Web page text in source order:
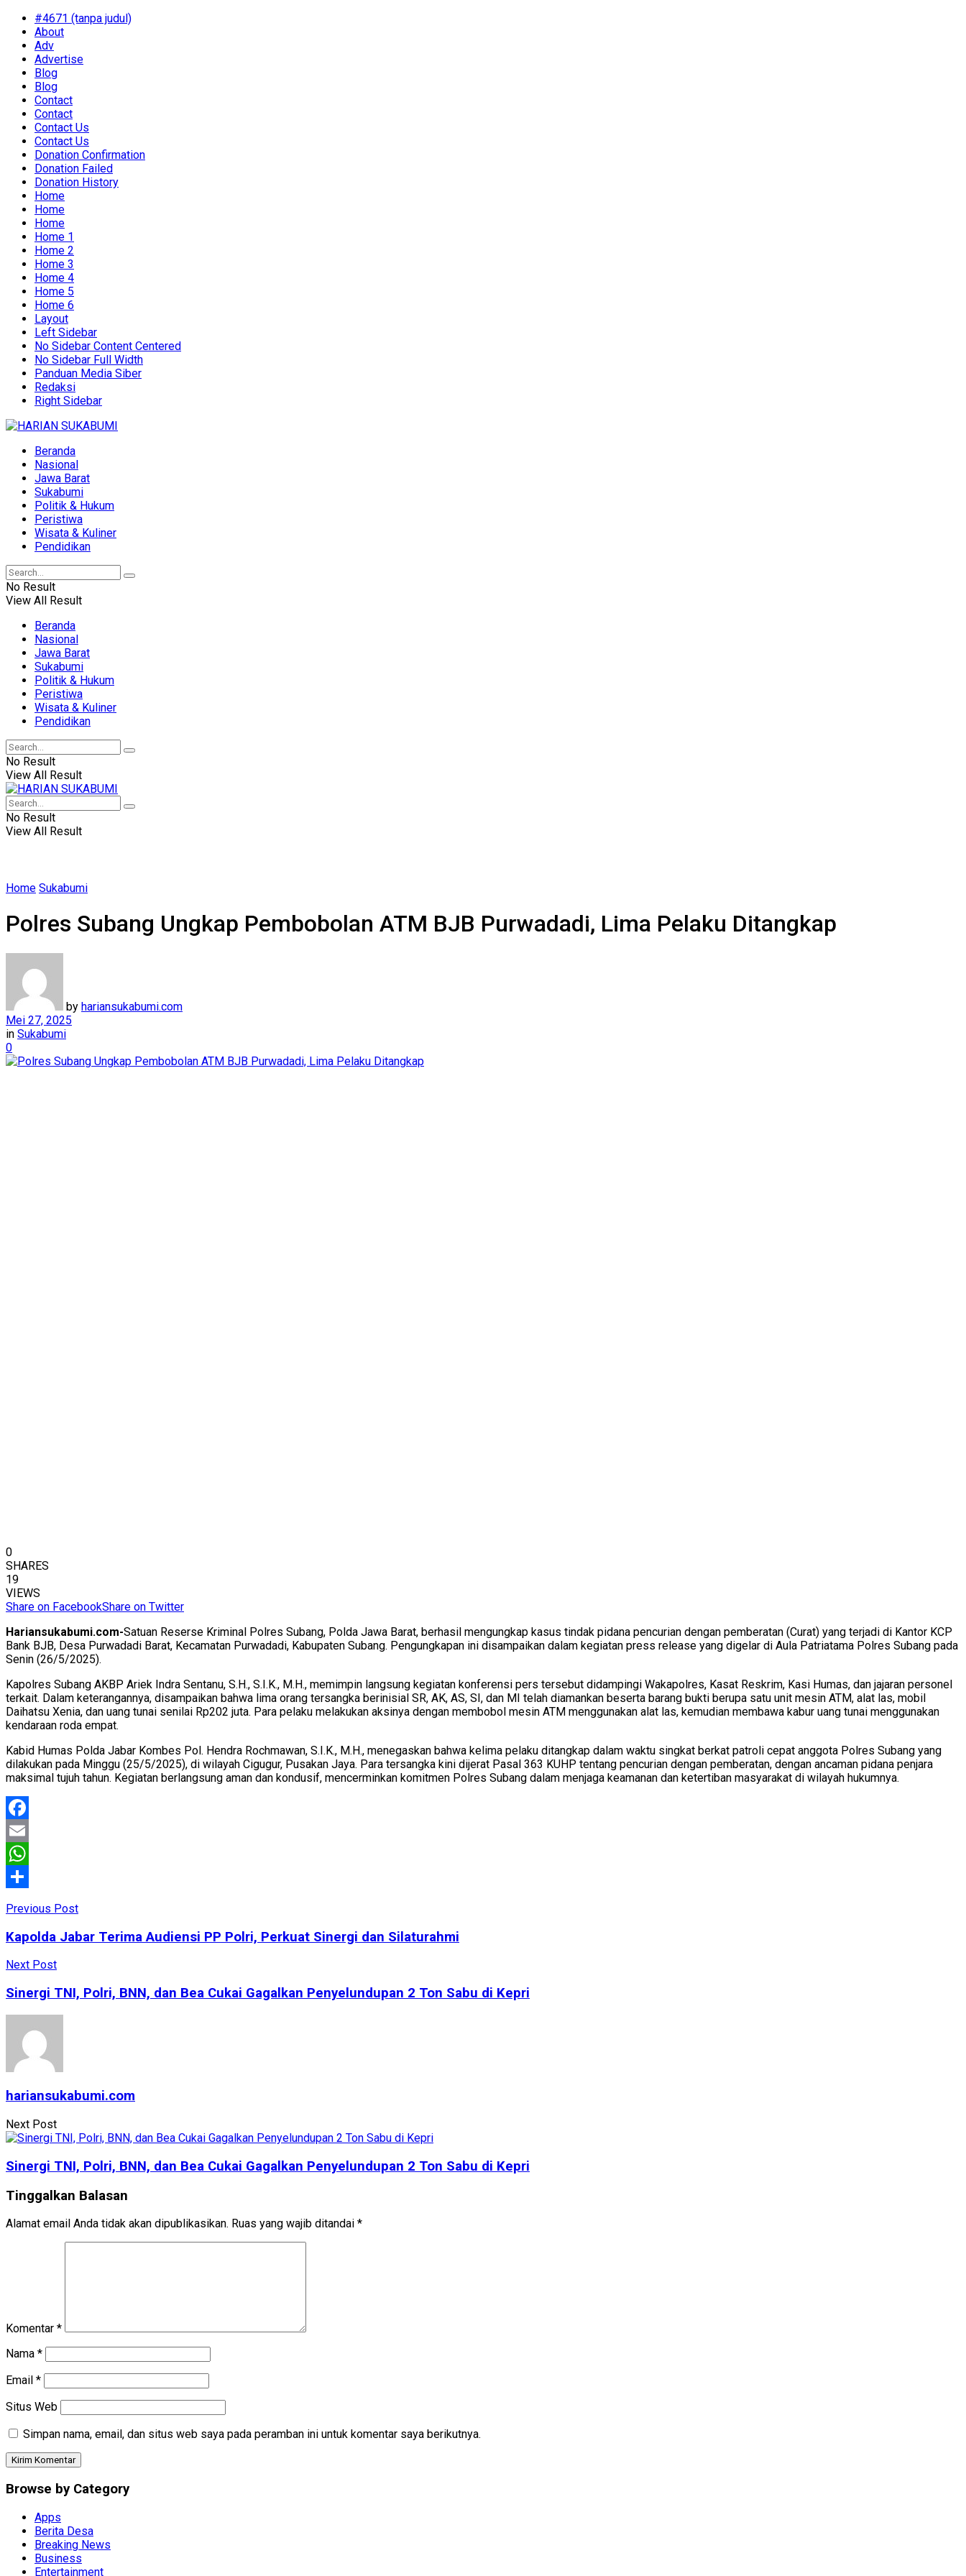
#4671 (tanpa judul)
About
Adv
Advertise
Blog
Blog
Contact
Contact
Contact Us
Contact Us
Donation Confirmation
Donation Failed
Donation History
Home
Home
Home
Home 1
Home 2
Home 3
Home 4
Home 5
Home 6
Layout
Left Sidebar
No Sidebar Content Centered
No Sidebar Full Width
Panduan Media Siber
Redaksi
Right Sidebar
Beranda
Nasional
Jawa Barat
Sukabumi
Politik & Hukum
Peristiwa
Wisata & Kuliner
Pendidikan
No Result
View All Result
Beranda
Nasional
Jawa Barat
Sukabumi
Politik & Hukum
Peristiwa
Wisata & Kuliner
Pendidikan
No Result
View All Result
No Result
View All Result
Home Sukabumi
Polres Subang Ungkap Pembobolan ATM BJB Purwadadi, Lima Pelaku Ditangkap
by hariansukabumi.com
Mei 27, 2025
in Sukabumi
0
0
SHARES
19
VIEWS
Share on FacebookShare on Twitter
Hariansukabumi.com-Satuan Reserse Kriminal Polres Subang, Polda Jawa Barat, berhasil mengungkap kasus tindak pidana pencurian dengan pemberatan (Curat) yang terjadi di Kantor KCP
Bank BJB, Desa Purwadadi Barat, Kecamatan Purwadadi, Kabupaten Subang. Pengungkapan ini disampaikan dalam kegiatan press release yang digelar di Aula Patriatama Polres Subang pada
Senin (26/5/2025).
Kapolres Subang AKBP Ariek Indra Sentanu, S.H., S.I.K., M.H., memimpin langsung kegiatan konferensi pers tersebut didampingi Wakapolres, Kasat Reskrim, Kasi Humas, dan jajaran personel
terkait. Dalam keterangannya, disampaikan bahwa lima orang tersangka berinisial SR, AK, AS, SI, dan MI telah diamankan beserta barang bukti berupa satu unit mesin ATM, alat las, mobil
Daihatsu Xenia, dan uang tunai senilai Rp202 juta. Para pelaku melakukan aksinya dengan membobol mesin ATM menggunakan alat las, kemudian membawa kabur uang tunai menggunakan
kendaraan roda empat.
Kabid Humas Polda Jabar Kombes Pol. Hendra Rochmawan, S.I.K., M.H., menegaskan bahwa kelima pelaku ditangkap dalam waktu singkat berkat patroli cepat anggota Polres Subang yang
dilakukan pada Minggu (25/5/2025), di wilayah Cigugur, Pusakan Jaya. Para tersangka kini dijerat Pasal 363 KUHP tentang pencurian dengan pemberatan, dengan ancaman pidana penjara
maksimal tujuh tahun. Kegiatan berlangsung aman dan kondusif, mencerminkan komitmen Polres Subang dalam menjaga keamanan dan ketertiban masyarakat di wilayah hukumnya.
Facebook
Email
WhatsApp
Previous Post
Kapolda Jabar Terima Audiensi PP Polri, Perkuat Sinergi dan Silaturahmi
Next Post
Sinergi TNI, Polri, BNN, dan Bea Cukai Gagalkan Penyelundupan 2 Ton Sabu di Kepri
hariansukabumi.com
Next Post
Sinergi TNI, Polri, BNN, dan Bea Cukai Gagalkan Penyelundupan 2 Ton Sabu di Kepri
Tinggalkan Balasan
Alamat email Anda tidak akan dipublikasikan. Ruas yang wajib ditandai *
Komentar *
Nama *
Email *
Situs Web
Simpan nama, email, dan situs web saya pada peramban ini untuk komentar saya berikutnya.
Browse by Category
Apps
Berita Desa
Breaking News
Business
Entertainment